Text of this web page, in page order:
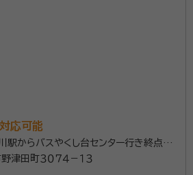
契約書などの作成や相続全般の手
以
活動し、行政書士として実績を重
力に定評があり、行政書士の懸賞
や
まなケースに対応しているため、
キュリティマネジャー・認定上級IPOプロ
上級IPOプロフェッショナルCFO
会
応可能
駅からバスやくし台センター行き終点や
バス停より徒歩8分
津田町３０７４－１３